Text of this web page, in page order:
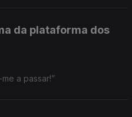
da plataforma dos
a passar!”